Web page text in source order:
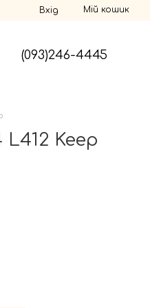
Вхід Мій кошик
(093)246-4445
Keep